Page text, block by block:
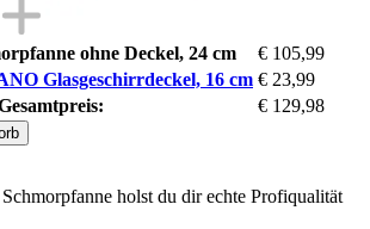
ohne Deckel, 24 cm
€ 105,99
Glasgeschirrdeckel, 16 cm € 23,99
€ 129,98
holst du dir echte Profiqualität